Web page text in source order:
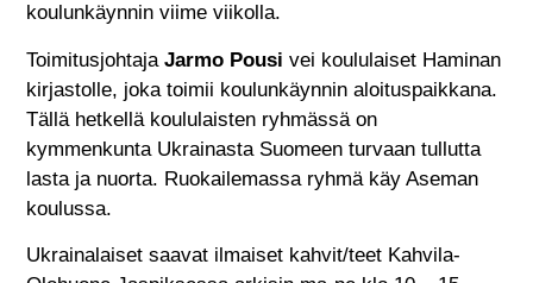
koulunkäynnin viime viikolla.
ToimitusjohtajaJarmo Pousi vei koululaiset Haminan
kirjastolle, joka toimii koulunkäynnin aloituspaikkana.
Tällä hetkellä koululaisten ryhmässä on
kymmenkunta Ukrainasta Suomeen turvaan tullutta
lasta ja nuorta. Ruokailemassa ryhmä käy Aseman
koulussa.
Ukrainalaiset saavat ilmaiset kahvit/teet Kahvila-